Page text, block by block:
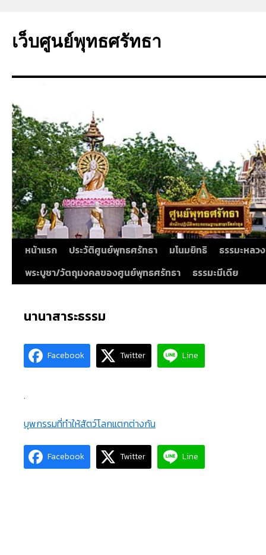
ยัง
เว็บศูนย์พุทธศรัทธา
หน้าแรก ประวัติศูนย์พุทธศรัทธา มโนมยิทธิ
ธรรมะหลว
พระบูชา/วัตถุมงคลของศูนย์พุทธศรัทธา
ธรรมะมีเดีย
นานาสาระธรรม
Facebook Twitter Line
.
บุพกรรมที่ทำให้สัตว์โลกแตกต่างกัน
Facebook Twitter Line